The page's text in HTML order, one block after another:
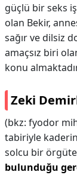
güçlü bir seks
olan Bekir,
sağır ve dilsiz
amaçsız biri
konu
Zeki
(bkz: fyodor
tabiriyle
solcu bir
bulunduğu